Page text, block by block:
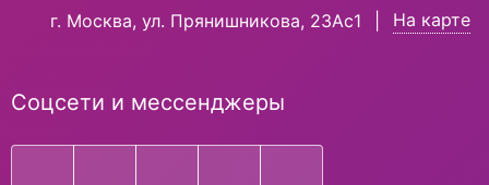
г. Москва, ул. Прянишникова, 23Ас1 На карте
Соцсети и мессенджеры